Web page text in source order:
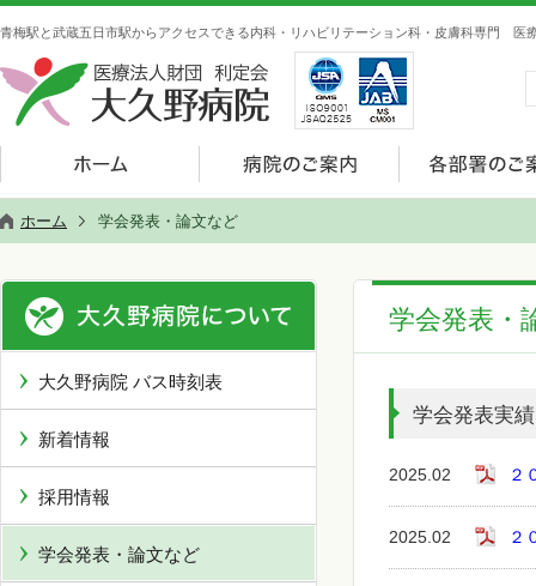
青梅駅と武蔵五日市駅からアクセスできる内科・リハビリテーション科・皮膚科専門 医
ホーム 学会発表・論文など
学会発表・
学会発表実績
2025.02 ２
2025.02 ２
大久野病院 バス時刻表
新着情報
採用情報
学会発表・論文など